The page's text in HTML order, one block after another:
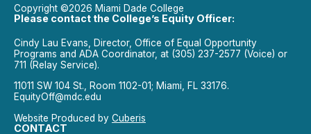
Copyright ©2026 Miami Dade College
Please contact the College’s Equity Officer:
Cindy Lau Evans, Director, Office of Equal Opportunity
Programs and ADA Coordinator, at (305) 237-2577 (Voice) or
711 (Relay Service).
11011 SW 104 St., Room 1102-01; Miami, FL 33176.
EquityOff@mdc.edu
Website Produced by Cuberis
CONTACT